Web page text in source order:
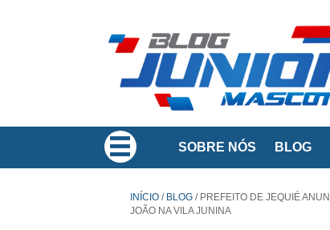
SOBRE NÓS BLOG
INÍCIO / BLOG /PREFEITO DE JEQUIÉ
JOÃO NA VILA JUNINA